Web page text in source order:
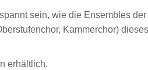
sein, wie die Ensembles
Kammerchor)
erhältlich.